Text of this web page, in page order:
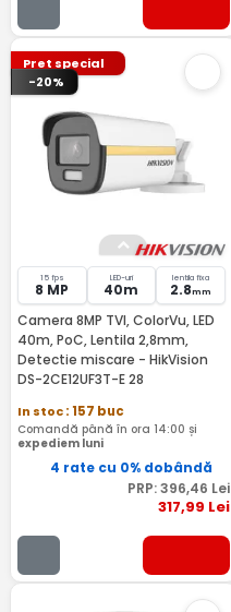
Pret special
-20%
15 fps
8 MP
LED-uri
40m
lentila fixa
2.8mm
Camera 8MP TVI, ColorVu, LED
40m, PoC, Lentila 2,8mm,
Detectie miscare - HikVision
DS-2CE12UF3T-E 28
In stoc: 157 buc
Comandă până în ora 14:00 și
expediem luni
4 rate cu 0% dobândă
PRP:396,46 Lei
317,99 Lei